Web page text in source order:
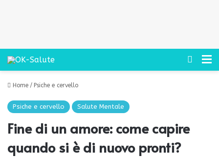
Cerca
Home / Psiche e cervello
Psiche e cervello Salute Mentale
Fine di un amore: come capire
quando si è di nuovo pronti?